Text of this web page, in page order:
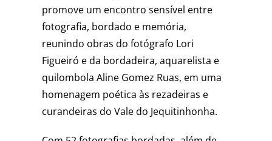
promove um encontro sensível entre
fotografia, bordado e memória,
reunindo obras do fotógrafo Lori
Figueiró e da bordadeira, aquarelista e
quilombola Aline Gomez Ruas, em uma
homenagem poética às rezadeiras e
curandeiras do Vale do Jequitinhonha.